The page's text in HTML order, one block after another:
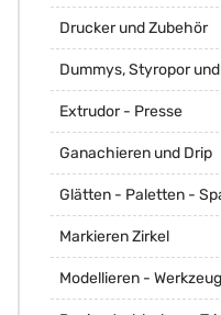
Drucker und Zubehör
Dummys, Styropor
Extrudor - Presse
Ganachieren und Drip
Glätten - Paletten -
Markieren Zirkel
Modellieren -